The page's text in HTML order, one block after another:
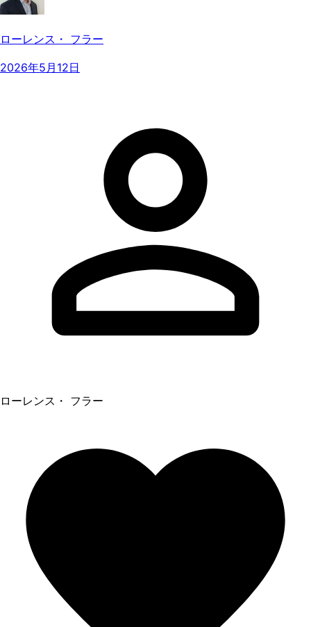
ローレンス・ フラー
2026年5月12日
ローレンス・ フラー